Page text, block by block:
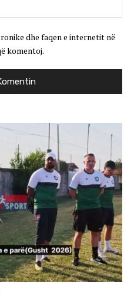
dhe faqen e internetit në
komentoj.